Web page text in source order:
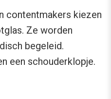
contentmakers kiezen
Ze worden
begeleid.
een schouderklopje.